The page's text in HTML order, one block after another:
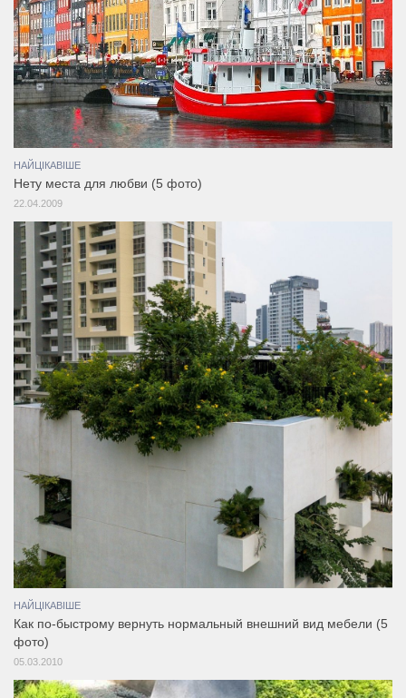
НАЙЦІКАВІШЕ
Нету места для любви (5 фото)
22.04.2009
НАЙЦІКАВІШЕ
Как по-быстрому вернуть нормальный внешний вид мебели (5
фото)
05.03.2010